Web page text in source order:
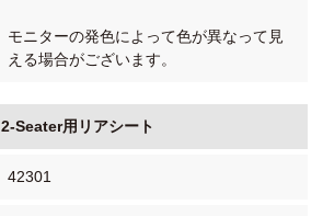
モニターの発色によって色が異なって見
える場合がございます。
2-Seater用リアシート
42301